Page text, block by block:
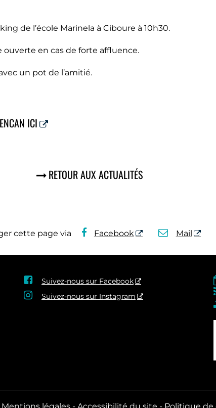
de l’école Marinela à Ciboure à 10h30.
ouverte en cas de forte affluence.
un pot de l’amitié.
ICI
RETOUR AUX ACTUALITÉS
cette page via Facebook Mail
 Suivez-nous sur Facebook
 Suivez-nous sur Instagram